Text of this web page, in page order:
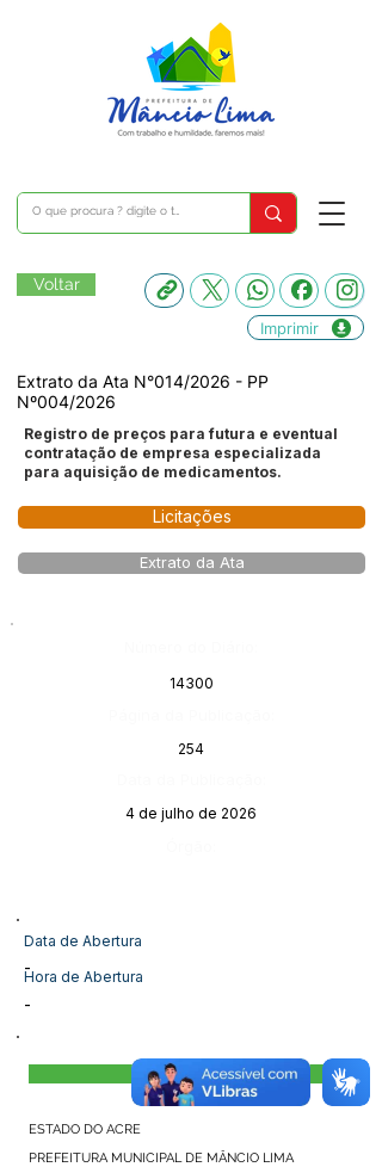
Voltar
Imprimir
Extrato da Ata N°014/2026 - PP
Nº004/2026
Registro de preços para futura e eventual
contratação de empresa especializada
para aquisição de medicamentos.
Licitações
Extrato da Ata
14300
254
4 de julho de 2026
Data de Abertura
-
Hora de Abertura
-
Visualizar
ESTADO DO ACRE
PREFEITURA MUNICIPAL DE MÂNCIO LIMA